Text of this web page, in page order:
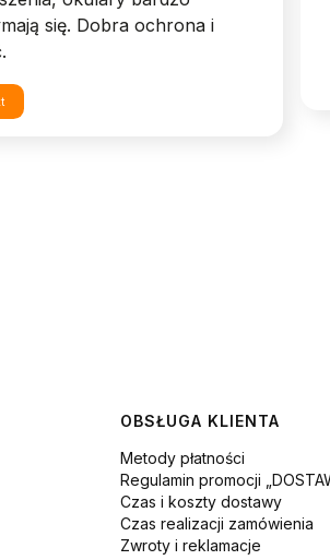
się. Dobra ochrona i
OBSŁUGA KLIENTA
Metody płatności
Regulamin promocji
Czas i koszty dostawy
Czas realizacji zamówienia
Zwroty i reklamacje